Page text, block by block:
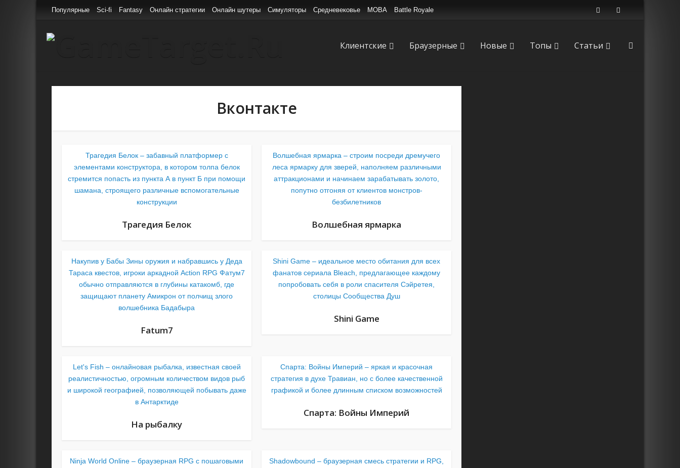
Популярные Sci-fi Fantasy Онлайн стратегии Онлайн шутеры Симуляторы Средневековье MOBA Battle Royale
Клиентские Браузерные Новые Топы Статьи
Вконтакте
Трагедия Белок – забавный платформер с
элементами конструктора, в котором толпа белок
стремится попасть из пункта А в пункт Б при помощи
шамана, строящего различные вспомогательные
конструкции
Трагедия Белок
Волшебная ярмарка – строим посреди дремучего
леса ярмарку для зверей, наполняем различными
аттракционами и начинаем зарабатывать золото,
попутно отгоняя от клиентов монстров-
безбилетников
Волшебная ярмарка
Накупив у Бабы Зины оружия и набравшись у Деда
Тараса квестов, игроки аркадной Action RPG Фатум7
обычно отправляются в глубины катакомб, где
защищают планету Амикрон от полчищ злого
волшебника Бадабыра
Fatum7
Shini Game – идеальное место обитания для всех
фанатов сериала Bleach, предлагающее каждому
попробовать себя в роли спасителя Сэйретея,
столицы Сообщества Душ
Shini Game
Let's Fish – онлайновая рыбалка, известная своей
реалистичностью, огромным количеством видов рыб
и широкой географией, позволяющей побывать даже
в Антарктиде
На рыбалку
Спарта: Войны Империй – яркая и красочная
стратегия в духе Травиан, но с более качественной
графикой и более длинным списком возможностей
Спарта: Войны Империй
Ninja World Online – браузерная RPG с пошаговыми
Shadowbound – браузерная смесь стратегии и RPG,